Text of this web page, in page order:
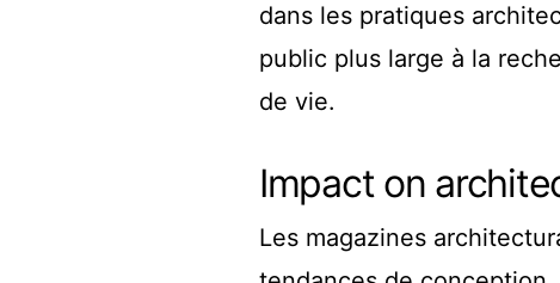
dans les pratiques
public plus large à la
de vie.
Impact on
Les magazines